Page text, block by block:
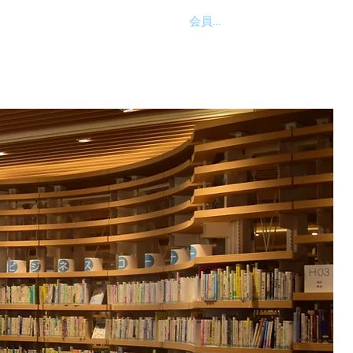
会員ログイン